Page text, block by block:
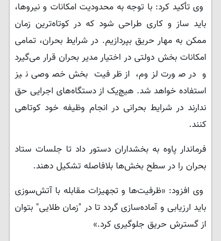
وی تأکید کرد: با توجه به محدودیت امکانات و نیروها،
باید ساز و کاری طراحی شود که در کوتاه‌ترین زمان
ممکن به مهار حریق بپردازیم. در شرایط بحران، تمامی
امکانات بخش دولتی در اختیار مدیر بحران قرار می‌گیرد
و در صورت لزوم، از ظرفیت بخش خصوصی نیز
استفاده خواهد شد. هیچ‌یک از دستگاه‌های اجرایی حق
ندارند در شرایط بحرانی در انجام وظیفه خود کوتاهی
کنند.
فرماندار پاوه به بخشداران دستور داد تا جلسات ستاد
بحران را در سطح بخش‌ها بلافاصله تشکیل دهند.
وی افزود: «ظرفیت‌ها و تجهیزات مقابله با آتش‌سوزی
باید ارزیابی و آماده‌سازی گردد تا در "زمان طلایی" بتوان
از گسترش حریق جلوگیری کرد.»